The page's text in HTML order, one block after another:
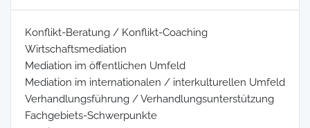
Konflikt-Beratung / Konflikt-Coaching
Wirtschaftsmediation
Mediation im öffentlichen Umfeld
Mediation im internationalen / interkulturellen Umfeld
Verhandlungsführung / Verhandlungsunterstützung
Fachgebiets-Schwerpunkte